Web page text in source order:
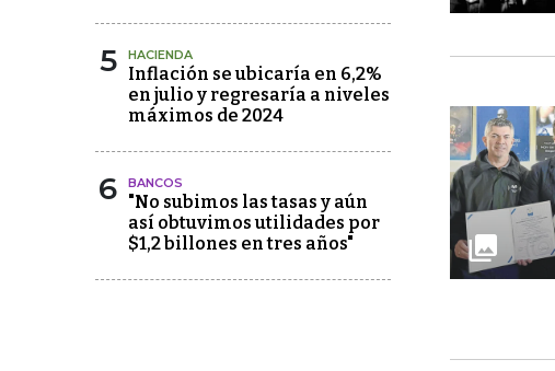
5 HACIENDA
Inflación se ubicaría en 6,2%
en julio y regresaría a niveles
máximos de 2024
6 BANCOS
"No subimos las tasas y aún
así obtuvimos utilidades por
$1,2 billones en tres años"